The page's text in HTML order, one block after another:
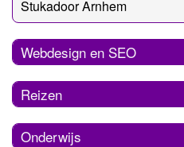
Stukadoor Arnhem
Webdesign en SEO
Reizen
Onderwijs